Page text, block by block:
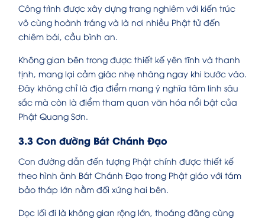
Công trình được xây dựng trang nghiêm với kiến trúc
vô cùng hoành tráng và là nơi nhiều Phật tử đến
chiêm bái, cầu bình an.
Không gian bên trong được thiết kế yên tĩnh và thanh
tịnh, mang lại cảm giác nhẹ nhàng ngay khi bước vào.
Đây không chỉ là địa điểm mang ý nghĩa tâm linh sâu
sắc mà còn là điểm tham quan văn hóa nổi bật của
Phật Quang Sơn.
3.3 Con đường Bát Chánh Đạo
Con đường dẫn đến tượng Phật chính được thiết kế
theo hình ảnh Bát Chánh Đạo trong Phật giáo với tám
bảo tháp lớn nằm đối xứng hai bên.
Dọc lối đi là không gian rộng lớn, thoáng đãng cùng